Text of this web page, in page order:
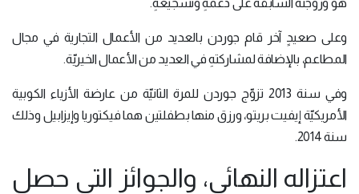
هو وزوجته السابقة على دعمهِ وتشجيعهِ.
وعلى صعيدٍ آخر قام جوردن بالعديد من الأعمال التجارية في مجال
المطاعم، بالإضافة لمشاركتهِ في العديد من الأعمال الخيريّة.
وفي سنة 2013 تزوّج جوردن للمرة الثانيّة من عارضة الأزياء الكوبية
الأمريكيّة إيفيت بريتو، ورزق منها بطفلتين هما فيكتوريا وإيزابيل وذلك
سنة 2014.
اعتزاله النهائي، والجوائز التي حصل